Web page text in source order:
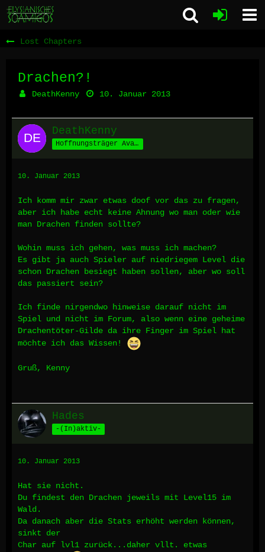
Lost Chapters
Drachen?!
DeathKenny 10. Januar 2013
DeathKenny
Hoffnungsträger Avalons
10. Januar 2013
Ich komm mir zwar etwas doof vor das zu fragen,
aber ich habe echt keine Ahnung wo man oder wie
man Drachen finden sollte?
Wohin muss ich gehen, was muss ich machen?
Es gibt ja auch Spieler auf niedriegem Level die
schon Drachen besiegt haben sollen, aber wo soll
das passiert sein?
Ich finde nirgendwo hinweise darauf nicht im
Spiel und nicht im Forum, also wenn eine geheime
Drachentöter-Gilde da ihre Finger im Spiel hat
möchte ich das Wissen!
Gruß, Kenny
Hades
-(In)aktiv-
10. Januar 2013
Hat sie nicht.
Du findest den Drachen jeweils mit Level15 im
Wald.
Da danach aber die Stats erhöht werden können,
sinkt der
Char auf lvl1 zurück...daher vllt. etwas